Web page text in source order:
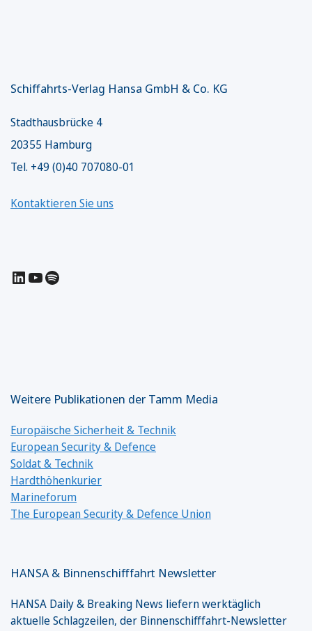
Schiffahrts-Verlag Hansa GmbH & Co. KG
Stadthausbrücke 4
20355 Hamburg
Tel. +49 (0)40 707080-01
Kontaktieren Sie uns
LinkedIn
YouTube
Spotify
Weitere Publikationen der Tamm Media
Europäische Sicherheit & Technik
European Security & Defence
Soldat & Technik
Hardthöhenkurier
Marineforum
The European Security & Defence Union
HANSA & Binnenschifffahrt Newsletter
HANSA Daily & Breaking News liefern werktäglich
aktuelle Schlagzeilen, der Binnenschifffahrt-Newsletter